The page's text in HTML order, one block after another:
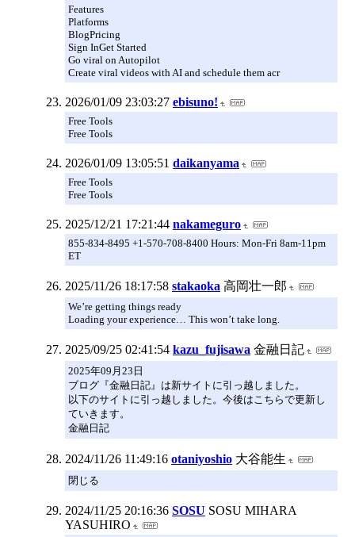
Features
Platforms
BlogPricing
Sign InGet Started
Go viral on Autopilot
Create viral videos with AI and schedule them acr
2026/01/09 23:03:27 ebisuno!
Free Tools
Free Tools
2026/01/09 13:05:51 daikanyama
Free Tools
Free Tools
2025/12/21 17:21:44 nakameguro
855-834-8495 +1-570-708-8400 Hours: Mon-Fri 8am-11pm
ET
2025/11/26 18:17:58 stakaoka 高岡壮一郎
We’re getting things ready
Loading your experience… This won’t take long.
2025/09/25 02:41:54 kazu_fujisawa 金融日記
2025年09月23日
ブログ『金融日記』は新サイトに引っ越しました。
以下のサイトに引っ越しました。今後はこちらで更新し
ていきます。
金融日記
2024/11/26 11:49:16 otaniyoshio 大谷能生
閉じる
2024/11/25 20:16:36 SOSU SOSU MIHARA
YASUHIRO